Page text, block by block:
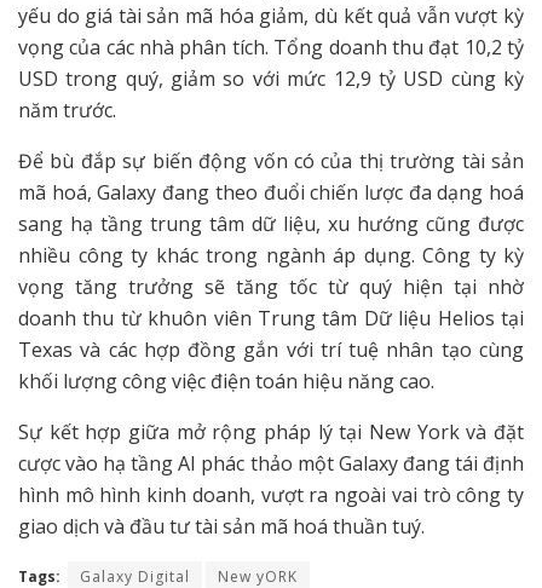
yếu do giá tài sản mã hóa giảm, dù kết quả vẫn vượt kỳ
vọng của các nhà phân tích. Tổng doanh thu đạt 10,2 tỷ
USD trong quý, giảm so với mức 12,9 tỷ USD cùng kỳ
năm trước.
Để bù đắp sự biến động vốn có của thị trường tài sản
mã hoá, Galaxy đang theo đuổi chiến lược đa dạng hoá
sang hạ tầng trung tâm dữ liệu, xu hướng cũng được
nhiều công ty khác trong ngành áp dụng. Công ty kỳ
vọng tăng trưởng sẽ tăng tốc từ quý hiện tại nhờ
doanh thu từ khuôn viên Trung tâm Dữ liệu Helios tại
Texas và các hợp đồng gắn với trí tuệ nhân tạo cùng
khối lượng công việc điện toán hiệu năng cao.
Sự kết hợp giữa mở rộng pháp lý tại New York và đặt
cược vào hạ tầng AI phác thảo một Galaxy đang tái định
hình mô hình kinh doanh, vượt ra ngoài vai trò công ty
giao dịch và đầu tư tài sản mã hoá thuần tuý.
Tags: Galaxy Digital New yORK